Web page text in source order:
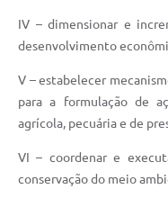
IV – dimensionar e
desenvolvimento
V – estabelecer
para a formulação de
agrícola, pecuária e de
VI – coordenar e
conservação do meio